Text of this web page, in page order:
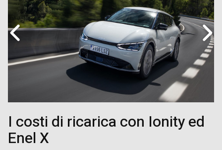
I costi di ricarica con Ionity ed
Enel X